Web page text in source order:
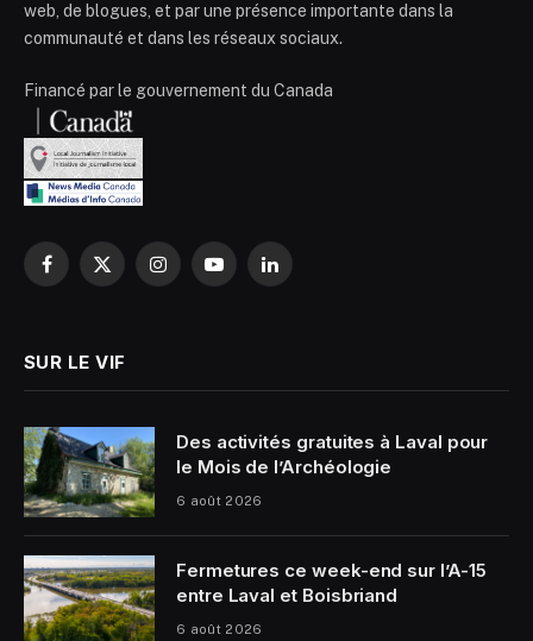
web, de blogues, et par une présence importante dans la
communauté et dans les réseaux sociaux.
Financé par le gouvernement du Canada
Facebook
X
InstagramYouTubeLinkedIn
SUR LE VIF
Des activités gratuites à Laval pour
le Mois de l’Archéologie
6 août 2026
Fermetures ce week-end sur l’A-15
entre Laval et Boisbriand
6 août 2026